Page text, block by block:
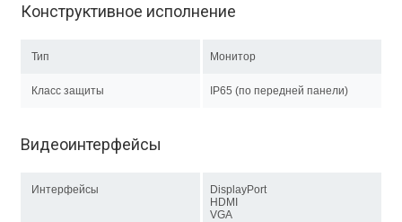
Конструктивное исполнение
Тип Монитор
Класс защиты IP65 (по передней панели)
Видеоинтерфейсы
Интерфейсы
DisplayPort
HDMI
VGA